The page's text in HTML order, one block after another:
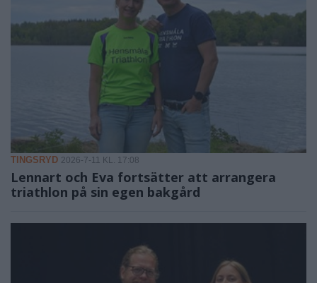
TINGSRYD 2026-7-11 KL. 17:08
Lennart och Eva fortsätter att arrangera
triathlon på sin egen bakgård